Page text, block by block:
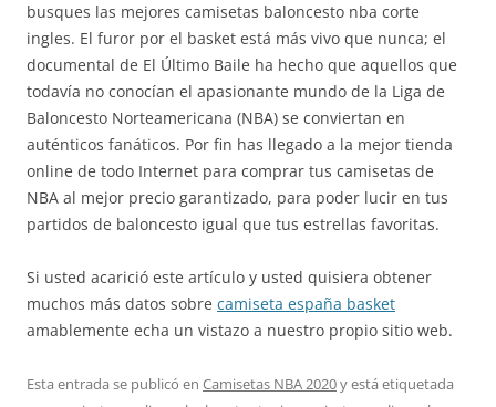
busques las mejores camisetas baloncesto nba corte
ingles. El furor por el basket está más vivo que nunca; el
documental de El Último Baile ha hecho que aquellos que
todavía no conocían el apasionante mundo de la Liga de
Baloncesto Norteamericana (NBA) se conviertan en
auténticos fanáticos. Por fin has llegado a la mejor tienda
online de todo Internet para comprar tus camisetas de
NBA al mejor precio garantizado, para poder lucir en tus
partidos de baloncesto igual que tus estrellas favoritas.
Si usted acarició este artículo y usted quisiera obtener
muchos más datos sobre camiseta españa basket
amablemente echa un vistazo a nuestro propio sitio web.
Esta entrada se publicó en Camisetas NBA 2020y está etiquetada